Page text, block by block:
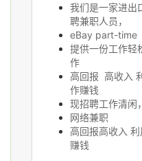
我们是一家进出
聘兼职人员，
eBay part-time
提供一份工作轻
作
高回报 高收入
作赚钱
现招聘工作清闲
网络兼职
高回报高收入
赚钱